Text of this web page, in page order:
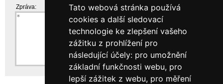
Tato webová stránka používá
cookies a další sledovací
technologie ke zlepšení vašeho
zážitku z prohlížení pro
následující účely: pro umožnění
základní funkčnosti webu, pro
lepší zážitek z webu, pro měření
Zpráva: